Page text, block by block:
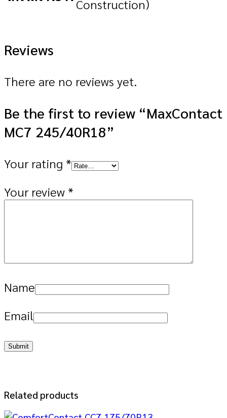
Construction)
Reviews
There are no reviews yet.
Be the first to review “MaxContact
MC7 245/40R18”
Your rating *
Your review *
Name
Email
Related products